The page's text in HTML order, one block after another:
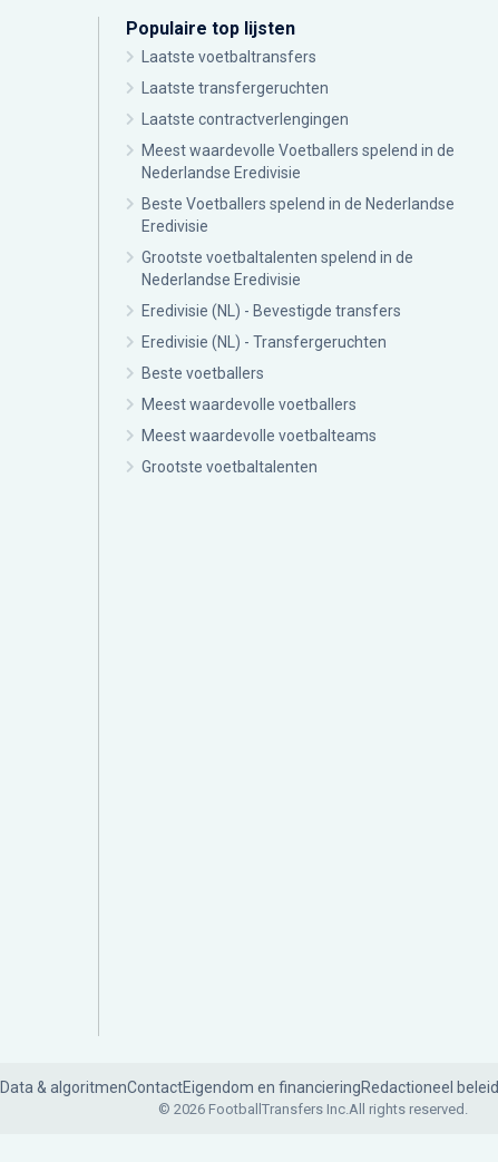
Populaire top lijsten
Laatste voetbaltransfers
Laatste transfergeruchten
Laatste contractverlengingen
Meest waardevolle Voetballers spelend in de
Nederlandse Eredivisie
Beste Voetballers spelend in de Nederlandse
Eredivisie
Grootste voetbaltalenten spelend in de
Nederlandse Eredivisie
Eredivisie (NL) - Bevestigde transfers
Eredivisie (NL) - Transfergeruchten
Beste voetballers
Meest waardevolle voetballers
Meest waardevolle voetbalteams
Grootste voetbaltalenten
Data & algoritmenContactEigendom en financieringRedactioneel beleid
© 2026 FootballTransfers Inc.All rights reserved.